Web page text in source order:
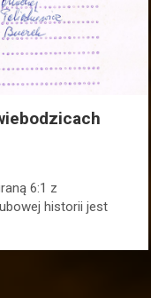
6:1 z
historii jest